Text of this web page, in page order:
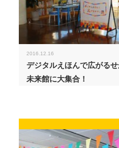
2016.12.16
デジタルえほんで広がる
未来館に大集合！